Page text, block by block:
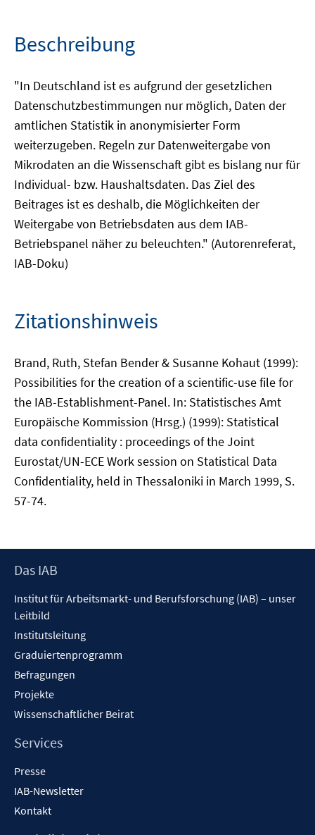
Beschreibung
"In Deutschland ist es aufgrund der gesetzlichen
Datenschutzbestimmungen nur möglich, Daten der
amtlichen Statistik in anonymisierter Form
weiterzugeben. Regeln zur Datenweitergabe von
Mikrodaten an die Wissenschaft gibt es bislang nur für
Individual- bzw. Haushaltsdaten. Das Ziel des
Beitrages ist es deshalb, die Möglichkeiten der
Weitergabe von Betriebsdaten aus dem IAB-
Betriebspanel näher zu beleuchten." (Autorenreferat,
IAB-Doku)
Zitationshinweis
Brand, Ruth, Stefan Bender & Susanne Kohaut (1999):
Possibilities for the creation of a scientific-use file for
the IAB-Establishment-Panel. In: Statistisches Amt
Europäische Kommission (Hrsg.) (1999): Statistical
data confidentiality : proceedings of the Joint
Eurostat/UN-ECE Work session on Statistical Data
Confidentiality, held in Thessaloniki in March 1999, S.
57-74.
Footer
Das IAB
Institut für Arbeitsmarkt- und Berufsforschung (IAB) – unser
Leitbild
Institutsleitung
Graduiertenprogramm
Befragungen
Projekte
Wissenschaftlicher Beirat
Services
Presse
IAB-Newsletter
Kontakt